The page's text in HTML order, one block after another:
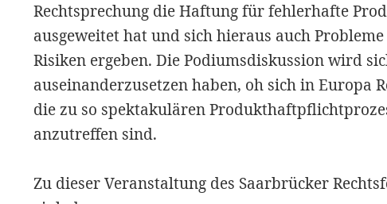
Rechtsprechung die Haftung für fehlerhafte
ausgeweitet hat und sich hieraus auch
Risiken ergeben. Die Podiumsdiskussion wird
auseinanderzusetzen haben, oh sich in Europa
die zu so spektakulären
anzutreffen sind.
Zu dieser Veranstaltung des Saarbrücker